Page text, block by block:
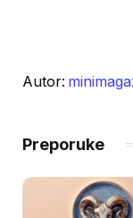
Autor:
Preporuke